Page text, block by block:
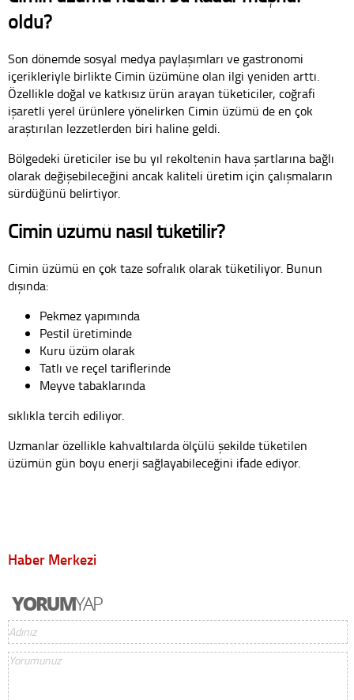
oldu?
Son dönemde sosyal medya paylaşımları ve gastronomi
içerikleriyle birlikte Cimin üzümüne olan ilgi yeniden arttı.
Özellikle doğal ve katkısız ürün arayan tüketiciler, coğrafi
işaretli yerel ürünlere yönelirken Cimin üzümü de en çok
araştırılan lezzetlerden biri haline geldi.
Bölgedeki üreticiler ise bu yıl rekoltenin hava şartlarına bağlı
olarak değişebileceğini ancak kaliteli üretim için çalışmaların
sürdüğünü belirtiyor.
Cimin üzümü nasıl tüketilir?
Cimin üzümü en çok taze sofralık olarak tüketiliyor. Bunun
dışında:
Pekmez yapımında
Pestil üretiminde
Kuru üzüm olarak
Tatlı ve reçel tariflerinde
Meyve tabaklarında
sıklıkla tercih ediliyor.
Uzmanlar özellikle kahvaltılarda ölçülü şekilde tüketilen
üzümün gün boyu enerji sağlayabileceğini ifade ediyor.
Haber Merkezi